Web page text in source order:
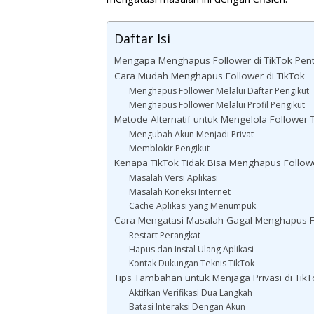
Daftar Isi
Mengapa Menghapus Follower di TikTok
Cara Mudah Menghapus Follower di TikTok
Menghapus Follower Melalui Daftar Pengikut
Menghapus Follower Melalui Profil Pengikut
Metode Alternatif untuk Mengelola Follower
Mengubah Akun Menjadi Privat
Memblokir Pengikut
Kenapa TikTok Tidak Bisa Menghapus
Masalah Versi Aplikasi
Masalah Koneksi Internet
Cache Aplikasi yang Menumpuk
Cara Mengatasi Masalah Gagal Menghapus
Restart Perangkat
Hapus dan Instal Ulang Aplikasi
Kontak Dukungan Teknis TikTok
Tips Tambahan untuk Menjaga Privasi di
Aktifkan Verifikasi Dua Langkah
Batasi Interaksi Dengan Akun